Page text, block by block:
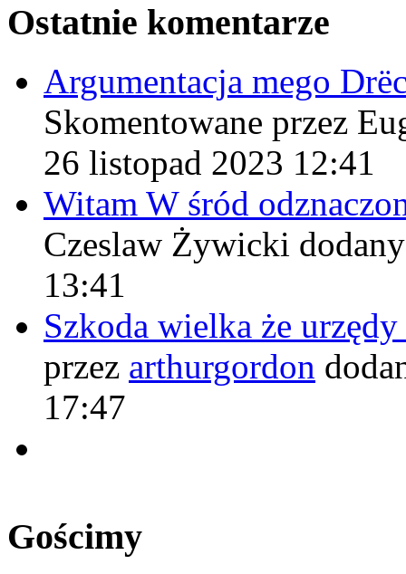
Ostatnie komentarze
Argumentacja mego
Skomentowane przez
26 listopad 2023 12:41
Witam W śród
Czeslaw Żywicki
13:41
Szkoda wielka że
przez arthurgordon
17:47
Gościmy